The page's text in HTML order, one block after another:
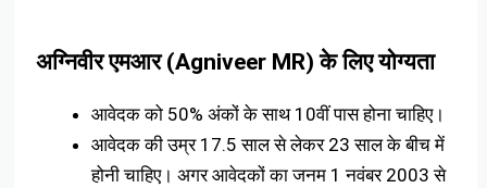
अग्निवीर एमआर (Agniveer MR) के लिए योग्यता
आवेदक को 50% अंकों के साथ 10वीं पास होना चाहिए।
आवेदक की उम्र 17.5 साल से लेकर 23 साल के बीच में
होनी चाहिए। अगर आवेदकों का जनम 1 नवंबर 2003 से